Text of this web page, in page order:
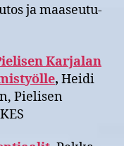
ja maaseutu-
Karjalan
, Heidi
Pielisen